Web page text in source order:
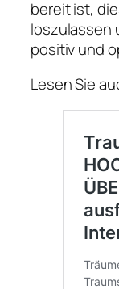
bereit ist,
loszulassen
positiv und
Lesen Sie